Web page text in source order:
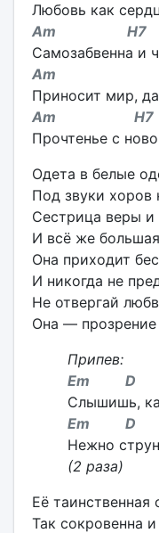
Любовь как
Am H7
Самозабвенна и
Am
Приносит мир,
Am H7
Прочтенье с
Одета в белые
Под звуки хоров
Сестрица веры
И всё же
Она приходит
И никогда не
Не отвергай
Она — прозрение
Припев:
Em
Слышишь,
Em
Нежно
(2 раза)
Её таинственная
Так сокровенна